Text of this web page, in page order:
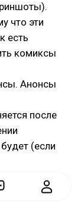
что эти
есть
комиксы
Анонсы
после
(если